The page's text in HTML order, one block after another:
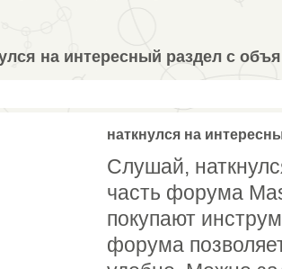
на интересный раздел с
наткнулся на
Слушай,
часть форума
покупают
форума